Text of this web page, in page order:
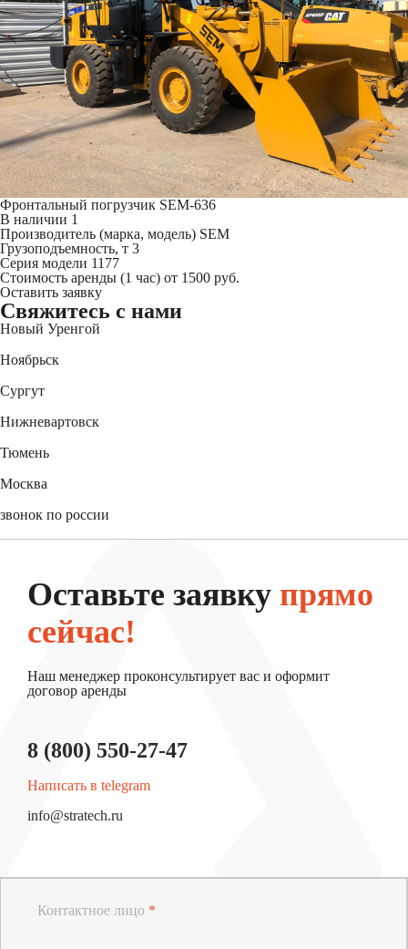
Фронтальный погрузчик SEM-636
В наличии 1
Производитель (марка, модель) SEM
Грузоподъемность, т 3
Серия модели 1177
Стоимость аренды (1 час) от 1500 руб.
Оставить заявку
Свяжитесь с нами
Новый Уренгой
Ноябрьск
Сургут
Нижневартовск
Тюмень
Москва
звонок по россии
Оставьте заявку прямо
сейчас!
Наш менеджер проконсультирует вас и оформит
договор аренды
8 (800) 550-27-47
Написать в telegram
info@stratech.ru
Контактное лицо *